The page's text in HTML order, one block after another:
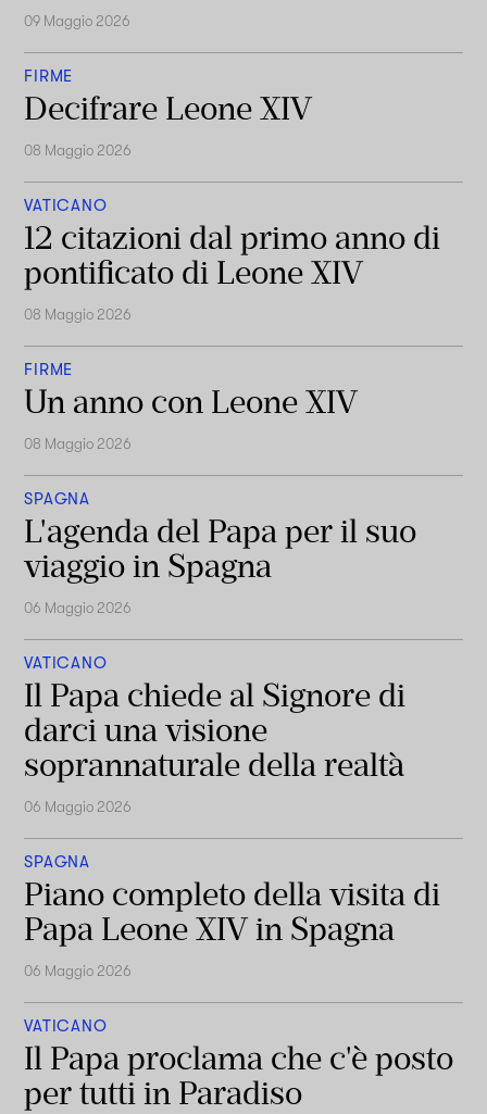
09 Maggio 2026
FIRME
Decifrare Leone XIV
08 Maggio 2026
VATICANO
12 citazioni dal primo anno di
pontificato di Leone XIV
08 Maggio 2026
FIRME
Un anno con Leone XIV
08 Maggio 2026
SPAGNA
L'agenda del Papa per il suo
viaggio in Spagna
06 Maggio 2026
VATICANO
Il Papa chiede al Signore di
darci una visione
soprannaturale della realtà
06 Maggio 2026
SPAGNA
Piano completo della visita di
Papa Leone XIV in Spagna
06 Maggio 2026
VATICANO
Il Papa proclama che c'è posto
per tutti in Paradiso